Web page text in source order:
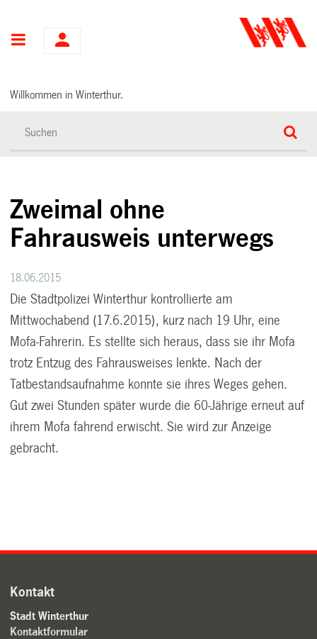
Hauptnavigation
Willkommen in Winterthur.
Zweimal ohne
Fahrausweis unterwegs
18.06.2015
Die Stadtpolizei Winterthur kontrollierte am
Mittwochabend (17.6.2015), kurz nach 19 Uhr, eine
Mofa-Fahrerin. Es stellte sich heraus, dass sie ihr Mofa
trotz Entzug des Fahrausweises lenkte. Nach der
Tatbestandsaufnahme konnte sie ihres Weges gehen.
Gut zwei Stunden später wurde die 60-Jährige erneut auf
ihrem Mofa fahrend erwischt. Sie wird zur Anzeige
gebracht.
Kontakt
Stadt Winterthur
Kontaktformular